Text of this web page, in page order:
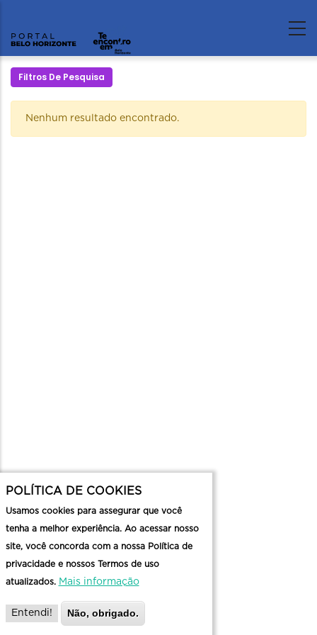
Filtros De Pesquisa
Nenhum resultado encontrado.
POLÍTICA DE COOKIES
Usamos cookies para assegurar que você
tenha a melhor experiência. Ao acessar nosso
site, você concorda com a nossa Política de
privacidade e nossos Termos de uso
atualizados. Mais informação
Entendi! Não, obrigado.